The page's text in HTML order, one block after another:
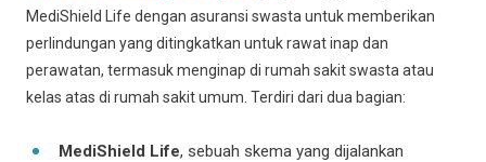
MediShield Life dengan asuransi swasta untuk memberikan
perlindungan yang ditingkatkan untuk rawat inap dan
perawatan, termasuk menginap di rumah sakit swasta atau
kelas atas di rumah sakit umum. Terdiri dari dua bagian:
MediShield Life, sebuah skema yang dijalankan